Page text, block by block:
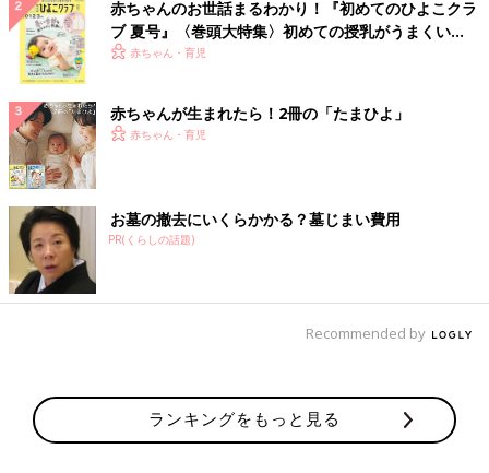
赤ちゃんのお世話まるわかり！『初めてのひよこクラ
ブ 夏号』〈巻頭大特集〉初めての授乳がうまくい
く！ おっぱい・ミルクの基本と夏のトラブル 解決テ
赤ちゃん・育児
赤ちゃんが生まれたら！2冊の「たまひよ」
赤ちゃん・育児
お墓の撤去にいくらかかる？墓じまい費用
PR(くらしの話題)
Recommended by
ランキングをもっと見る